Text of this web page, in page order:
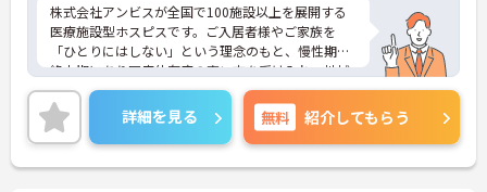
株式会社アンビスが全国で100施設以上を展開する
医療施設型ホスピスです。ご入居者様やご家族を
「ひとりにはしない」という理念のもと、慢性期や
終末期にあり医療依存度の高い方を受け入れ、地域
医療を支える社会的意義の高い事業を推進していま
す。現場には看護師が24時間常駐しています。急変
時の対応や医療行為は看護師が担当するため、初任
者研修や実務者研修の方も食事介助や入浴介助など
の生活を支えるケアに専念できる環境です。多職種
詳細を見る 無料 紹介してもらう